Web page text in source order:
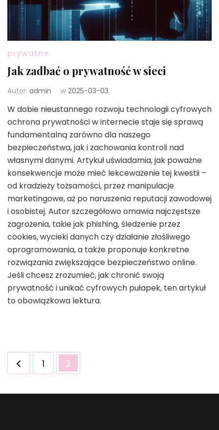
prywatne
Jak zadbać o prywatność w sieci
Autor: admin w 2025-03-03
W dobie nieustannego rozwoju technologii cyfrowych
ochrona prywatności w internecie staje się sprawą
fundamentalną zarówno dla naszego
bezpieczeństwa, jak i zachowania kontroli nad
własnymi danymi. Artykuł uświadamia, jak poważne
konsekwencje może mieć lekceważenie tej kwestii –
od kradzieży tożsamości, przez manipulacje
marketingowe, aż po naruszenia reputacji zawodowej
i osobistej. Autor szczegółowo omawia najczęstsze
zagrożenia, takie jak phishing, śledzenie przez
cookies, wycieki danych czy działanie złośliwego
oprogramowania, a także proponuje konkretne
rozwiązania zwiększające bezpieczeństwo online.
Jeśli chcesz zrozumieć, jak chronić swoją
prywatność i unikać cyfrowych pułapek, ten artykuł
to obowiązkowa lektura.
Stronicowanie
wpisówStrona
1 Strona
2